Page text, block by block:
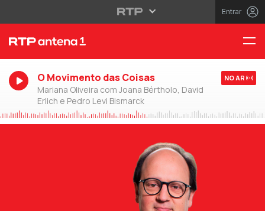
Entrar
O Movimento das Coisas
Mariana Oliveira com Joana Bértholo, David
Erlich e Pedro Levi Bismarck
NO AR